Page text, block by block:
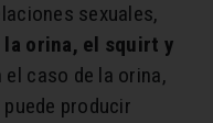
sexuales,
orina, el squirt y
el caso de la orina,
producir